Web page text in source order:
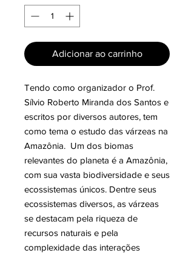
Adicionar ao carrinho
Tendo como organizador o Prof.
Sílvio Roberto Miranda dos Santos e
escritos por diversos autores, tem
como tema o estudo das várzeas na
Amazônia. Um dos biomas
relevantes do planeta é a Amazônia,
com sua vasta biodiversidade e seus
ecossistemas únicos. Dentre seus
ecossistemas diversos, as várzeas
se destacam pela riqueza de
recursos naturais e pela
complexidade das interações